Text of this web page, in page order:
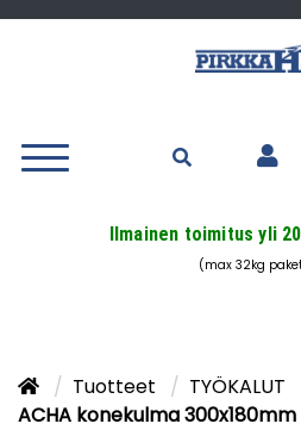
Ilmainen toimitus yli
(max 32kg
Tuotteet
TYÖKALUT
ACHA konekulma